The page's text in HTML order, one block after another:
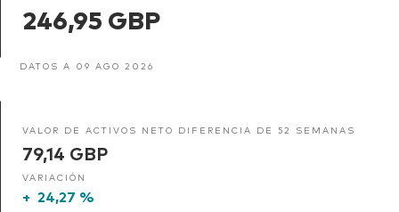
246,95 GBP
DATOS A 09 AGO 2026
VALOR DE ACTIVOS NETO DIFERENCIA DE 52 SEMANAS
79,14 GBP
VARIACIÓN
+ 24,27 %